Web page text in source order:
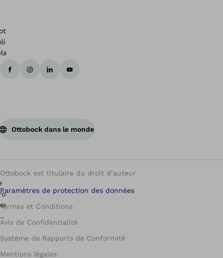
Ottobock dans le monde
Ottobock est titulaire du droit d’auteur
Paramètres de protection des données
Termes et Conditions
Avis de Confidentialité
Système de Rapports de Conformité
Mentions légales